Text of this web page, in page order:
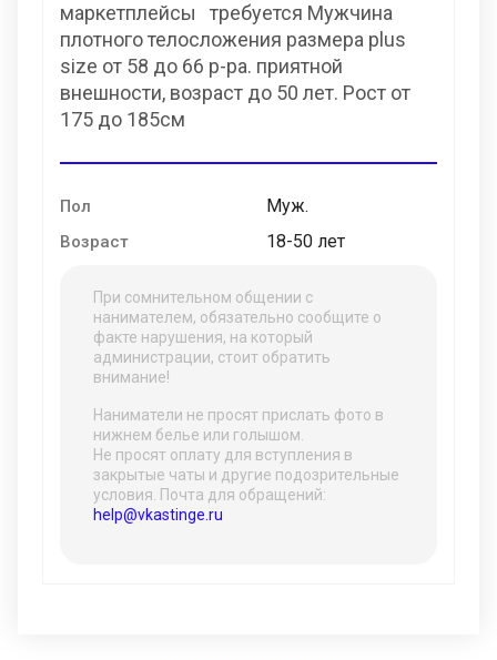
маркетплейсы требуется Мужчина
плотного телосложения размера plus
size от 58 до 66 р-ра. приятной
внешности, возраст до 50 лет. Рост от
175 до 185см
Пол Муж.
Возраст 18-50 лет
При сомнительном общении с
нанимателем, обязательно сообщите о
факте нарушения, на который
администрации, стоит обратить
внимание!
Наниматели не просят прислать фото в
нижнем белье или голышом.
Не просят оплату для вступления в
закрытые чаты и другие подозрительные
условия. Почта для обращений:
help@vkastinge.ru